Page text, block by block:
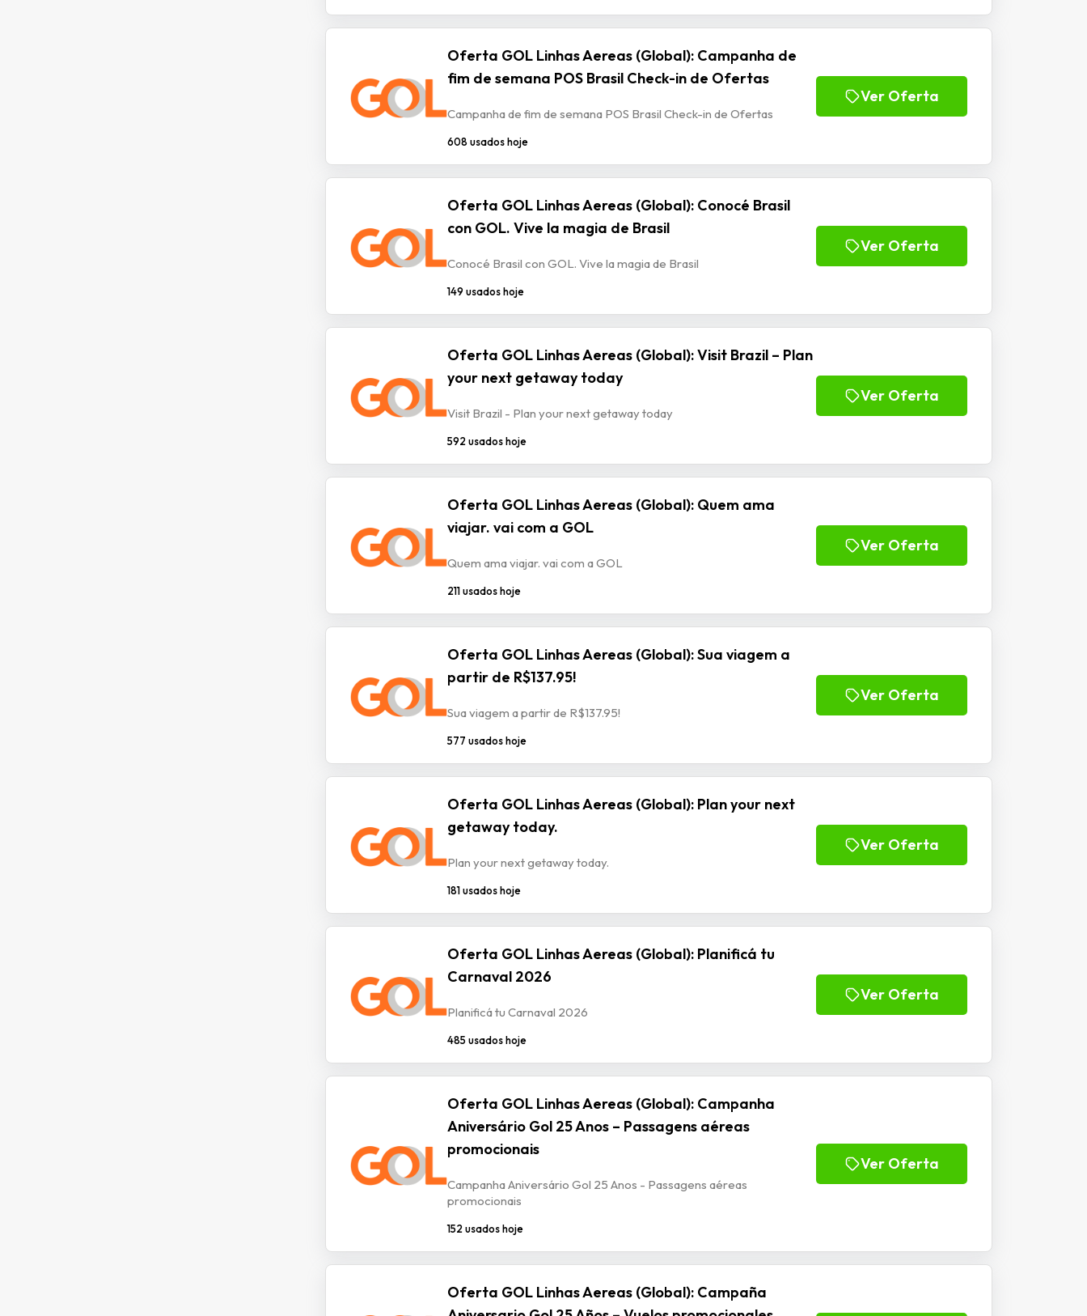
Oferta GOL Linhas Aereas (Global): Campanha de
fim de semana POS Brasil Check-in de Ofertas
Campanha de fim de semana POS Brasil Check-in de Ofertas
608 usados hoje
Ver Oferta
Oferta GOL Linhas Aereas (Global): Conocé Brasil
con GOL. Vive la magia de Brasil
Conocé Brasil con GOL. Vive la magia de Brasil
149 usados hoje
Ver Oferta
Oferta GOL Linhas Aereas (Global): Visit Brazil – Plan
your next getaway today
Visit Brazil - Plan your next getaway today
592 usados hoje
Ver Oferta
Oferta GOL Linhas Aereas (Global): Quem ama
viajar. vai com a GOL
Quem ama viajar. vai com a GOL
211 usados hoje
Ver Oferta
Oferta GOL Linhas Aereas (Global): Sua viagem a
partir de R$137.95!
Sua viagem a partir de R$137.95!
577 usados hoje
Ver Oferta
Oferta GOL Linhas Aereas (Global): Plan your next
getaway today.
Plan your next getaway today.
181 usados hoje
Ver Oferta
Oferta GOL Linhas Aereas (Global): Planificá tu
Carnaval 2026
Planificá tu Carnaval 2026
485 usados hoje
Ver Oferta
Oferta GOL Linhas Aereas (Global): Campanha
Aniversário Gol 25 Anos – Passagens aéreas
promocionais
Campanha Aniversário Gol 25 Anos - Passagens aéreas
promocionais
152 usados hoje
Ver Oferta
Oferta GOL Linhas Aereas (Global): Campaña